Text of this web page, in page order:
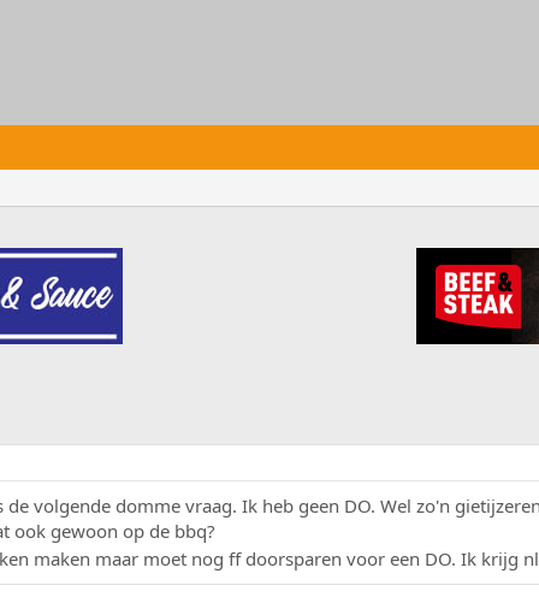
volgende domme vraag. Ik heb geen DO. Wel zo'n
ook gewoon op de bbq?
maken maar moet nog ff doorsparen voor een DO. Ik krijg